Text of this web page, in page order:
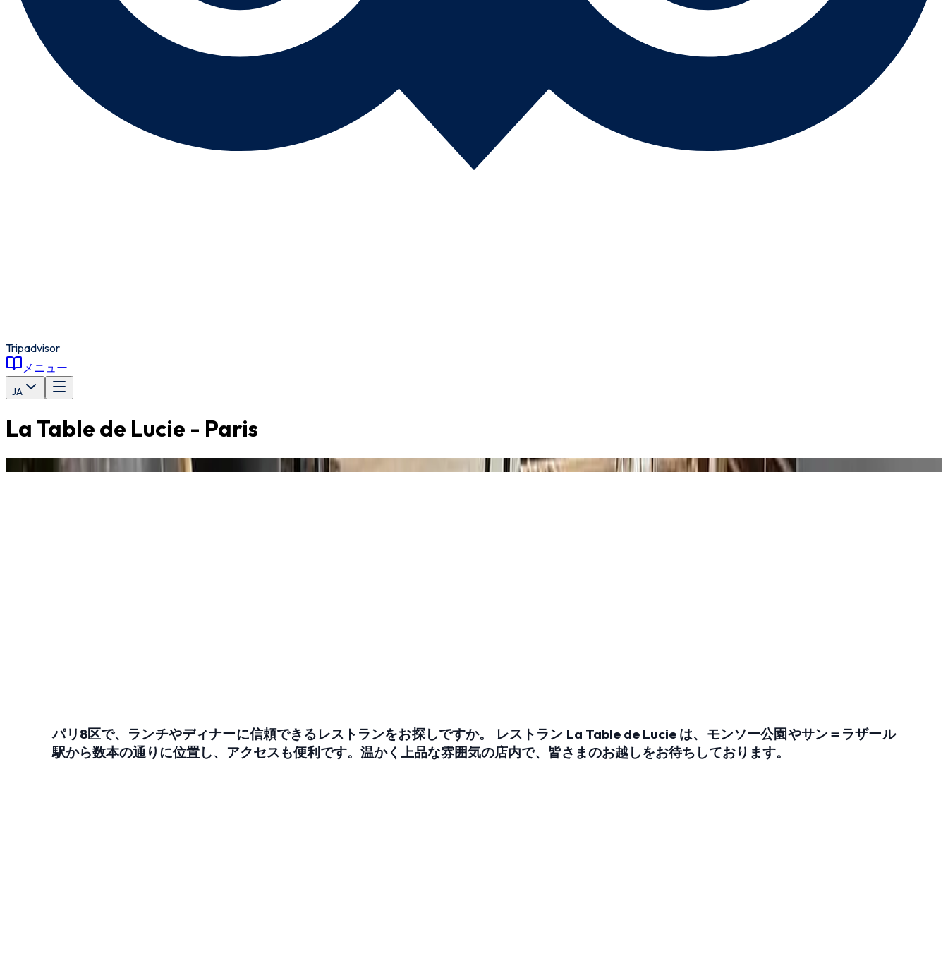
Tripadvisor
メニュー
JA
La Table de Lucie - Paris
パリ8区で、ランチやディナーに信頼できるレストランをお探しですか。 レストラン La Table de Lucie は、モンソー公園やサン＝ラザール
駅から数本の通りに位置し、アクセスも便利です。温かく上品な雰囲気の店内で、皆さまのお越しをお待ちしております。